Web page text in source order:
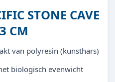
STONE CAVE
CM
van polyresin (kunsthars)
biologisch evenwicht